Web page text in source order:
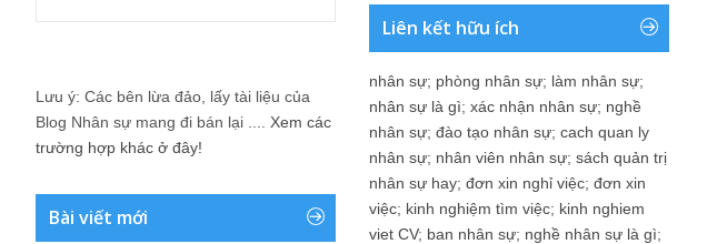
Lưu ý: Các bên lừa đảo, lấy tài liệu của
Blog Nhân sự mang đi bán lại .... Xem các
trường hợp khác ở đây!
Bài viết mới
Liên kết hữu ích
nhân sự; phòng nhân sự; làm nhân sự;
nhân sự là gì; xác nhận nhân sự; nghề
nhân sự; đào tạo nhân sự; cach quan ly
nhân sự; nhân viên nhân sự; sách quản trị
nhân sự hay; đơn xin nghỉ việc; đơn xin
việc; kinh nghiệm tìm việc; kinh nghiem
viet CV; ban nhân sự; nghề nhân sự là gì;